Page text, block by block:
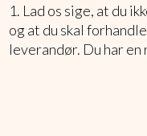
1. Lad os sige, at du
og at du skal
leverandør. Du har en